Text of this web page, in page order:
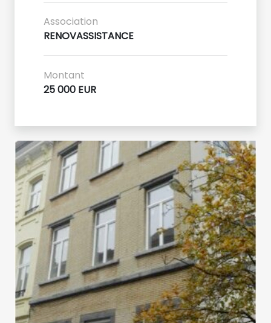
Association
RENOVASSISTANCE
Montant
25 000 EUR